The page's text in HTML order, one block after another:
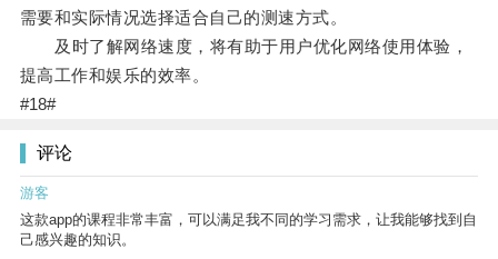
需要和实际情况选择适合自己的测速方式。
及时了解网络速度，将有助于用户优化网络使用体验，
提高工作和娱乐的效率。
#18#
评论
游客
这款app的课程非常丰富，可以满足我不同的学习需求，让我能够找到自
己感兴趣的知识。